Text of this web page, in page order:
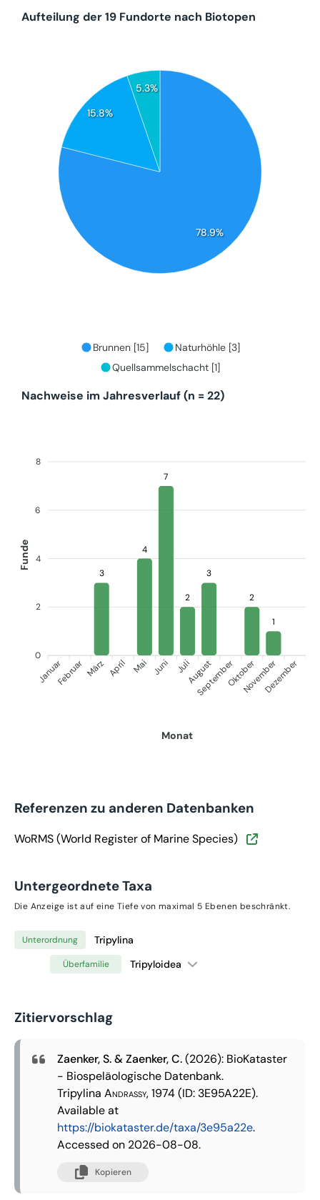
78.9%
15.8%
5.3%
Aufteilung der 19 Fundorte nach Biotopen
Brunnen [15]
Naturhöhle [3]
Quellsammelschacht [1]
Nachweise im Jahresverlauf (n = 22)
8
6
4
2
0
Funde
3
4
7
2
3
2
1
JanuarFebruar März April Mai Juni JuliAugust
SeptemberOktoberNovemberDezember
Monat
Referenzen zu anderen Datenbanken
WoRMS (World Register of Marine Species)
Untergeordnete Taxa
Die Anzeige ist auf eine Tiefe von maximal 5 Ebenen beschränkt.
Unterordnung Tripylina
Überfamilie Tripyloidea
Zitiervorschlag
Zaenker, S. & Zaenker, C.(2026): BioKataster
- Biospeläologische Datenbank.
Tripylina Andrassy, 1974(ID: 3E95A22E).
Available at
https://biokataster.de/taxa/3e95a22e.
Accessed on 2026-08-08.
Kopieren